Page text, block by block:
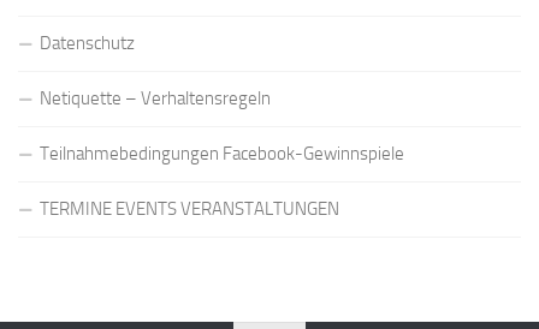
Datenschutz
Netiquette – Verhaltensregeln
Teilnahmebedingungen Facebook-Gewinnspiele
TERMINE EVENTS VERANSTALTUNGEN